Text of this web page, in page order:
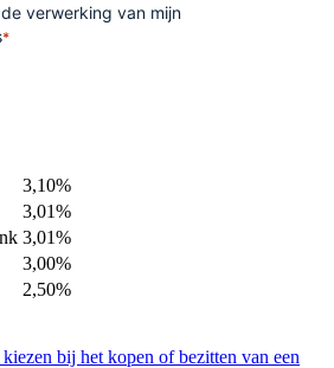
3,10%
3,01%
3,01%
3,00%
2,50%
bij het kopen of bezitten van een